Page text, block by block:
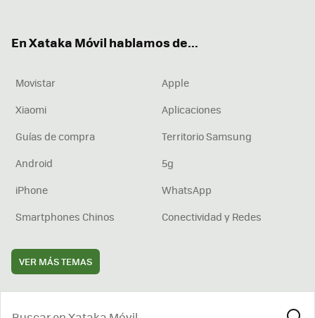
En Xataka Móvil hablamos de...
Movistar
Apple
Xiaomi
Aplicaciones
Guías de compra
Territorio Samsung
Android
5g
iPhone
WhatsApp
Smartphones Chinos
Conectividad y Redes
VER MÁS TEMAS